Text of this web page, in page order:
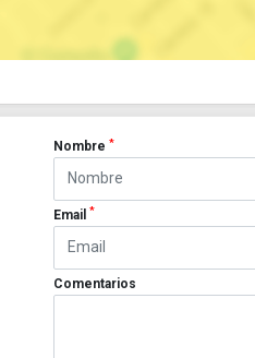
Nombre*
Email*
Comentarios